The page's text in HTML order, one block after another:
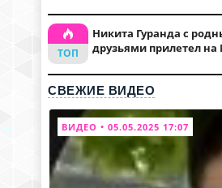
Никита Гуранда с
друзьями прилетел на
СВЕЖИЕ ВИДЕО
ВИДЕО • 05.05.2025 17:07